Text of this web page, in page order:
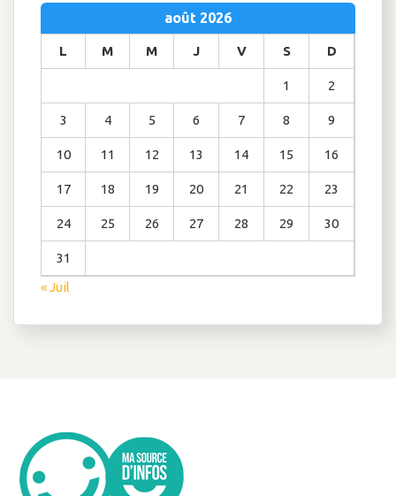
août 2026
L M M J V S D
1 2
3 4 5 6 7 8 9
10 11 12 13 14 15 16
17 18 19 20 21 22 23
24 25 26 27 28 29 30
31
« Juil